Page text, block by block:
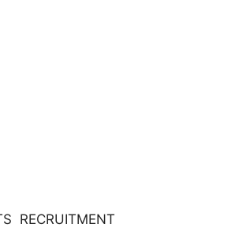
RECRUITMENT